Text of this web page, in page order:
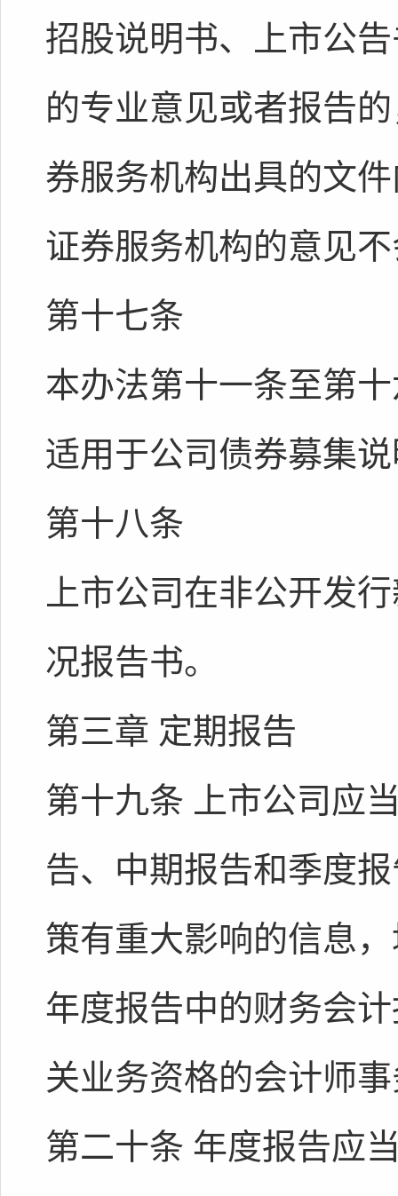
招股说明书、上市公
的专业意见或者报告
券服务机构出具的文
证券服务机构的意见
第十七条
本办法第十一条至第
适用于公司债券募集
第十八条
上市公司在非公开发
况报告书。
第三章 定期报告
第十九条 上市公司应
告、中期报告和季度
策有重大影响的信息
年度报告中的财务会
关业务资格的会计师
第二十条 年度报告应